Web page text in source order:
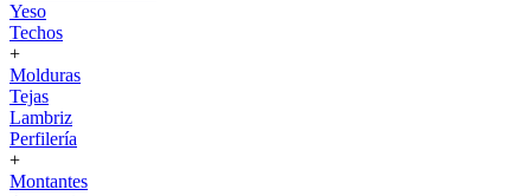
Yeso
Techos
+
Molduras
Tejas
Lambriz
Perfilería
+
Montantes